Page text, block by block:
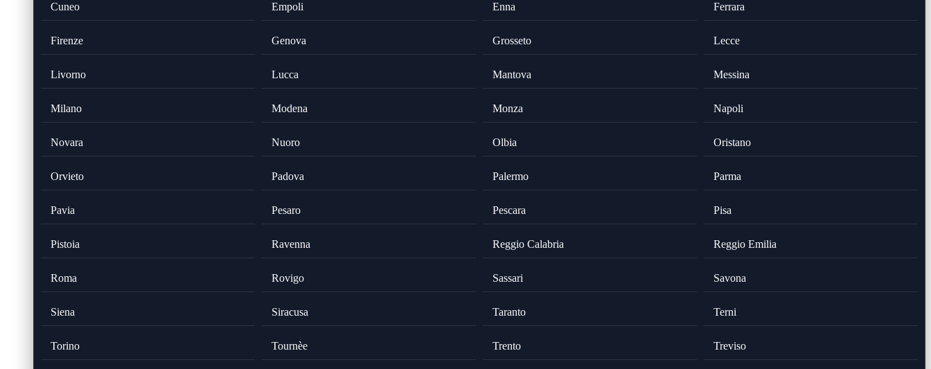
Cuneo Empoli Enna Ferrara
Firenze Genova Grosseto Lecce
Livorno Lucca Mantova Messina
Milano Modena Monza Napoli
Novara Nuoro Olbia Oristano
Orvieto Padova Palermo Parma
Pavia Pesaro Pescara Pisa
Pistoia Ravenna Reggio Calabria Reggio Emilia
Roma Rovigo Sassari Savona
Siena Siracusa Taranto Terni
Torino Tournèe Trento Treviso